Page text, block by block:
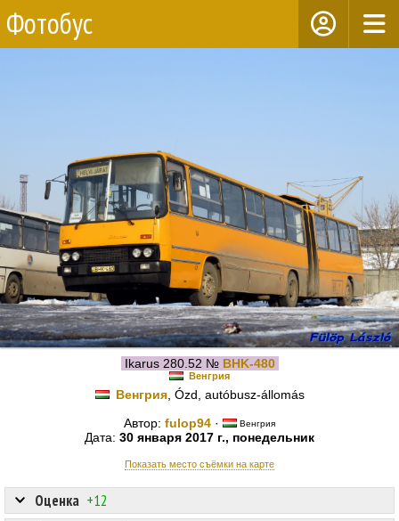
Фотобус
Ikarus 280.52 № BHK-480
Венгрия
Венгрия, Ózd, autóbusz-állomás
Автор: fulop94 · Венгрия
Дата: 30 января 2017 г., понедельник
Показать место съёмки на карте
Оценка +12